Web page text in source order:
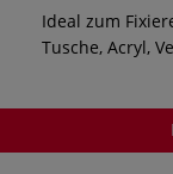
Ideal zum
Tusche, Acryl,